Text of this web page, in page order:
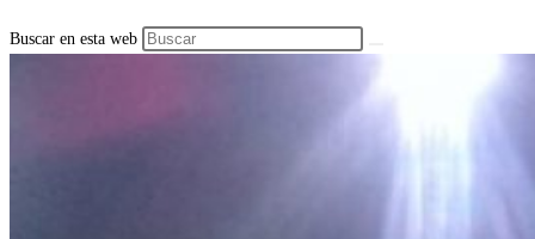
Buscar en esta web